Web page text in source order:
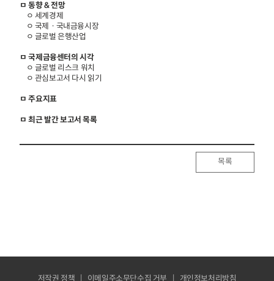
ㅁ 동향 & 전망
ㅇ 세계경제
ㅇ 국제ㆍ국내금융시장
ㅇ 글로벌 은행산업
ㅁ 국제금융센터의 시각
ㅇ 글로벌 리스크 워치
ㅇ 관심보고서 다시 읽기
ㅁ 주요지표
ㅁ 최근 발간 보고서 목록
목록
저작권 정책 이메일주소무단수집 거부 개인정보처리방침